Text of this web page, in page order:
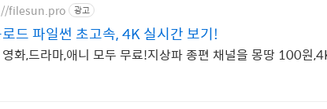
filesun.pro 광고
드 파일썬 초고속, 4K 실시간 보기!
화,드라마,애니 모두 무료!지상파 종편 채널을 몽땅 100원